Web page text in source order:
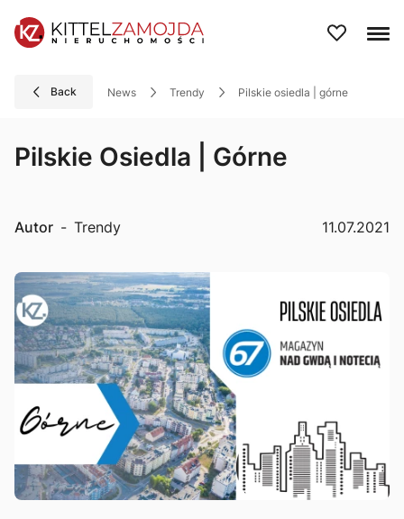
Back News Trendy pilskie osiedla | górne
Pilskie Osiedla | Górne
Autor - Trendy 11.07.2021